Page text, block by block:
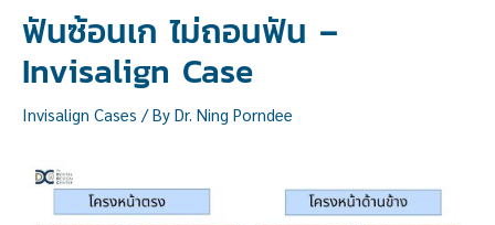
ฟันซ้อนเก ไม่ถอนฟัน –
Invisalign Case
Invisalign Cases / By Dr. Ning Porndee